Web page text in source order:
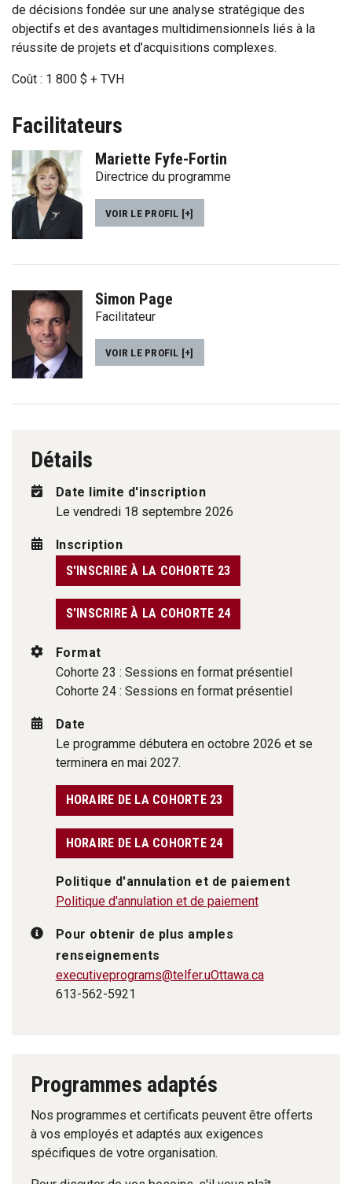
de décisions fondée sur une analyse stratégique des
objectifs et des avantages multidimensionnels liés à la
réussite de projets et d’acquisitions complexes.
Coût : 1 800 $ + TVH
Facilitateurs
Mariette Fyfe-Fortin
Directrice du programme
VOIR LE PROFIL [+]
Simon Page
Facilitateur
VOIR LE PROFIL [+]
Détails
Date limite d'inscription
Le vendredi 18 septembre 2026
Inscription
S'INSCRIRE À LA COHORTE 23
S'INSCRIRE À LA COHORTE 24
Format
Cohorte 23 : Sessions en format présentiel
Cohorte 24 : Sessions en format présentiel
Date
Le programme débutera en octobre 2026 et se
terminera en mai 2027.
HORAIRE DE LA COHORTE 23
HORAIRE DE LA COHORTE 24
Politique d'annulation et de paiement
Politique d'annulation et de paiement
Pour obtenir de plus amples
renseignements
executiveprograms@telfer.uOttawa.ca
613-562-5921
Programmes adaptés
Nos programmes et certificats peuvent être offerts
à vos employés et adaptés aux exigences
spécifiques de votre organisation.